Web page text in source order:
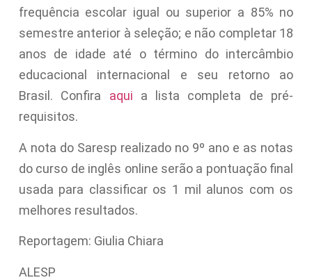
frequência escolar igual ou superior a 85% no
semestre anterior à seleção; e não completar 18
anos de idade até o término do intercâmbio
educacional internacional e seu retorno ao
Brasil. Confira aqui a lista completa de pré-
requisitos.
A nota do Saresp realizado no 9º ano e as notas
do curso de inglês online serão a pontuação final
usada para classificar os 1 mil alunos com os
melhores resultados.
Reportagem: Giulia Chiara
ALESP